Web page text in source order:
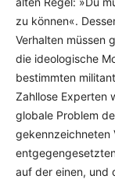
zu können«.
Verhalten müssen
die ideologische
bestimmten
Zahllose Experten
globale Problem
gekennzeichneten
auf der einen, und